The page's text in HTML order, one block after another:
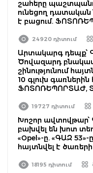
շահերը
ունեցող
է բացում.
24920 դիտում
Արտակարգ դեպք՝
Ծովազարդ
շինությունում
10 գլուխ
ՖՈՏՈՌԵՊՈՐՏԱԺ,
19727 դիտում
Խոշոր ավտովթար՝
բախվել են խոտ
«Opel»-ը. «ԳԱԶ 53»-
հայտնվել է
18195 դիտում